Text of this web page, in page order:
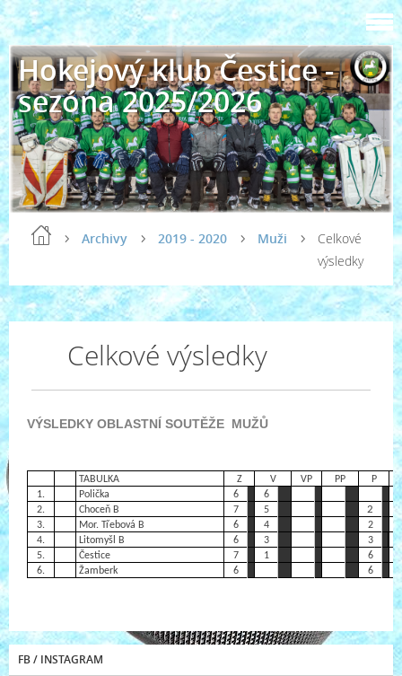
Hokejový klub Čestice -
sezóna 2025/2026
Archivy 2019 - 2020 Muži
Celkové
výsledky
Celkové výsledky
VÝSLEDKY OBLASTNÍ SOUTĚŽE MUŽŮ
TABULKA Z V VP PP
P
1.
Polička 6 6
2.
Choceň B 7 5 2
3.
Mor. Třebová B 6 4 2
4.
Litomyšl B 6 3 3
5.
Čestice 7 1 6
6.
Žamberk 6 6
FB / INSTAGRAM